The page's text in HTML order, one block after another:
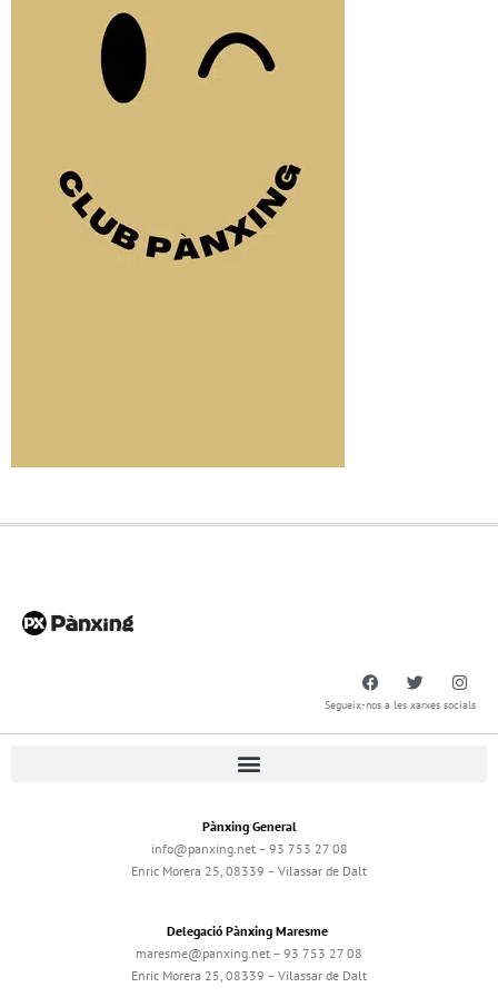
Segueix-nos a les xarxes socials
Pànxing General
info@panxing.net – 93 753 27 08
Enric Morera 25, 08339 – Vilassar de Dalt
Delegació Pànxing Maresme
maresme@panxing.net – 93 753 27 08
Enric Morera 25, 08339 – Vilassar de Dalt